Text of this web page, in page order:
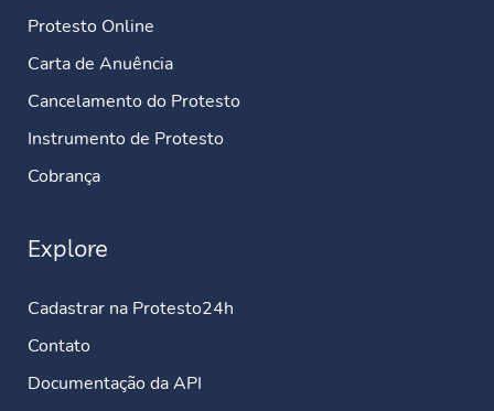
Protesto Online
Carta de Anuência
Cancelamento do Protesto
Instrumento de Protesto
Cobrança
Explore
Cadastrar na Protesto24h
Contato
Documentação da API